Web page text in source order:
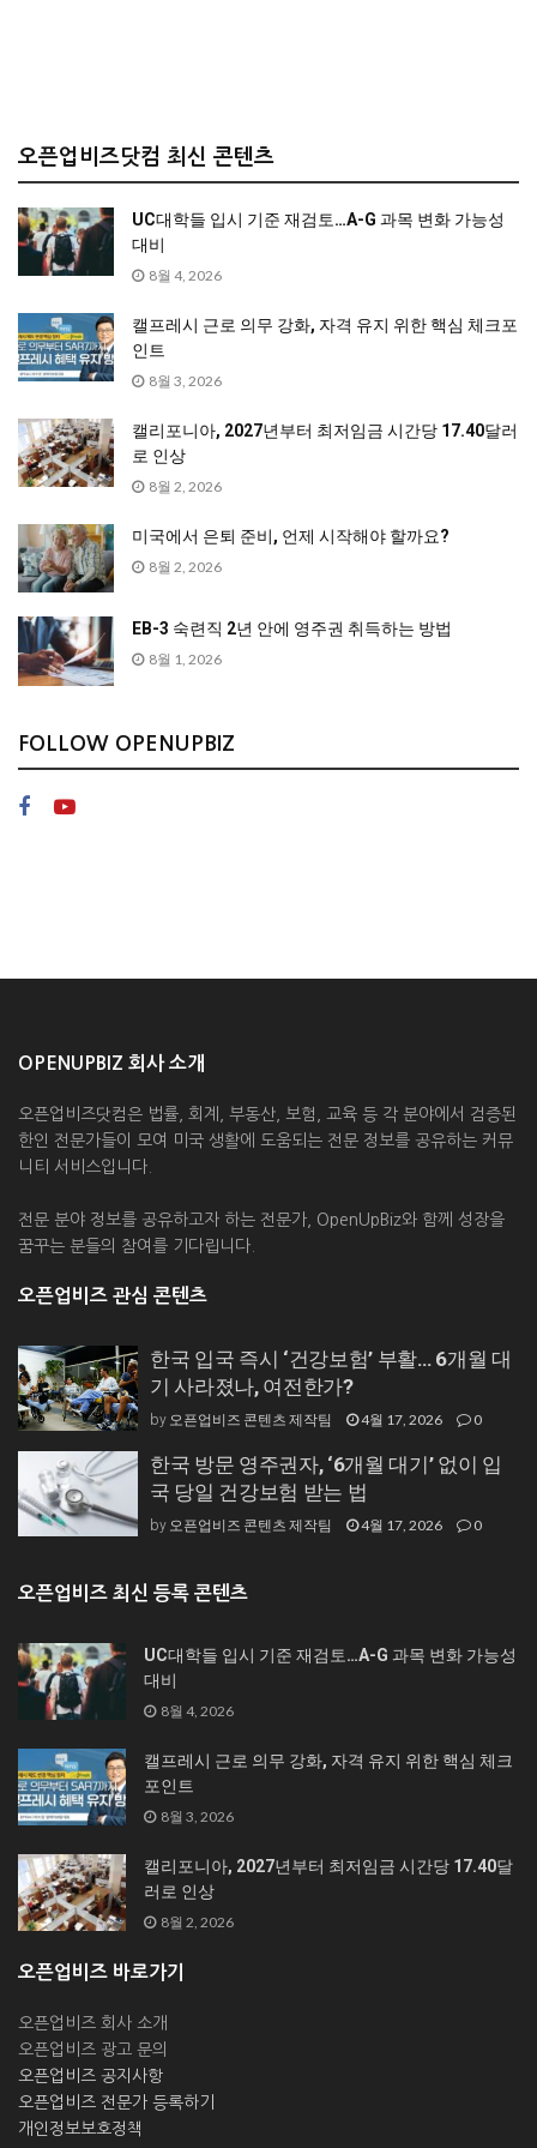
오픈업비즈닷컴 최신 콘텐츠
UC대학들 입시 기준 재검토…A-G 과목 변화 가능성
대비
8월 4, 2026
캘프레시 근로 의무 강화, 자격 유지 위한 핵심 체크포
인트
8월 3, 2026
캘리포니아, 2027년부터 최저임금 시간당 17.40달러
로 인상
8월 2, 2026
미국에서 은퇴 준비, 언제 시작해야 할까요?
8월 2, 2026
EB-3 숙련직 2년 안에 영주권 취득하는 방법
8월 1, 2026
FOLLOW OPENUPBIZ
OPENUPBIZ 회사 소개
오픈업비즈닷컴은 법률, 회계, 부동산, 보험, 교육 등 각 분야에서 검증된
한인 전문가들이 모여 미국 생활에 도움되는 전문 정보를 공유하는 커뮤
니티 서비스입니다.
전문 분야 정보를 공유하고자 하는 전문가, OpenUpBiz와 함께 성장을
꿈꾸는 분들의 참여를 기다립니다.
오픈업비즈 관심 콘텐츠
한국 입국 즉시 ‘건강보험’ 부활… 6개월 대
기 사라졌나, 여전한가?
by 오픈업비즈 콘텐츠 제작팀 4월 17, 2026 0
한국 방문 영주권자, ‘6개월 대기’ 없이 입
국 당일 건강보험 받는 법
by 오픈업비즈 콘텐츠 제작팀 4월 17, 2026 0
오픈업비즈 최신 등록 콘텐츠
UC대학들 입시 기준 재검토…A-G 과목 변화 가능성
대비
8월 4, 2026
캘프레시 근로 의무 강화, 자격 유지 위한 핵심 체크
포인트
8월 3, 2026
캘리포니아, 2027년부터 최저임금 시간당 17.40달
러로 인상
8월 2, 2026
오픈업비즈 바로가기
오픈업비즈 회사 소개
오픈업비즈 광고 문의
오픈업비즈 공지사항
오픈업비즈 전문가 등록하기
개인정보보호정책